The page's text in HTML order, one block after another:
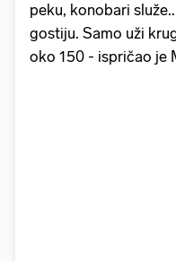
peku, konobari
gostiju. Samo uži
oko 150 - ispričao je